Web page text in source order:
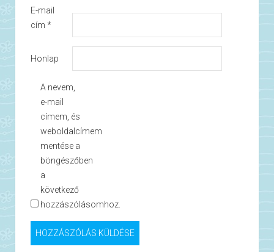
E-mail
cím *
Honlap
A nevem,
e-mail
címem, és
weboldalcímem
mentése a
böngészőben
a
következő
hozzászólásomhoz.